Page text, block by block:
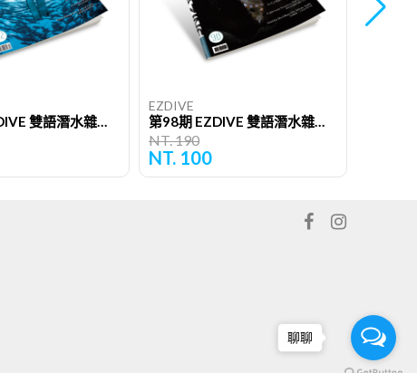
第92期 EZDIVE 雙語潛水雜誌（單期）
EZDIVE
第98期 EZDIVE 雙語潛水雜誌（單期）
NT. 190
NT. 100
聊聊